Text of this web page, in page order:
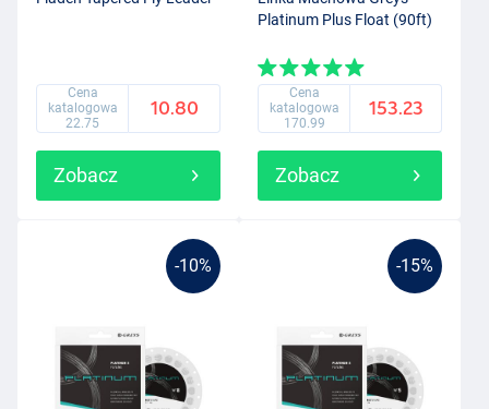
Cena
katalogowa
22.75
10.80
Zobacz
Platinum Plus Float (90ft)
Cena
katalogowa
170.99
153.23
Zobacz
-10% -15%